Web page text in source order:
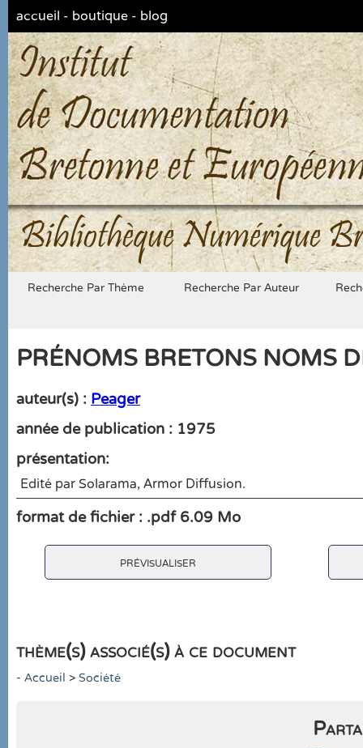
accueil - boutique - blog
Bibliothèque Numérique
Recherche Par Thème Recherche Par Auteur
PRÉNOMS BRETONS NOMS
auteur(s) : Peager
année de publication : 1975
présentation:
Edité par Solarama, Armor Diffusion.
format de fichier : .pdf 6.09 Mo
prévisualiser
thème(s) associé(s) à ce document
- Accueil > Société